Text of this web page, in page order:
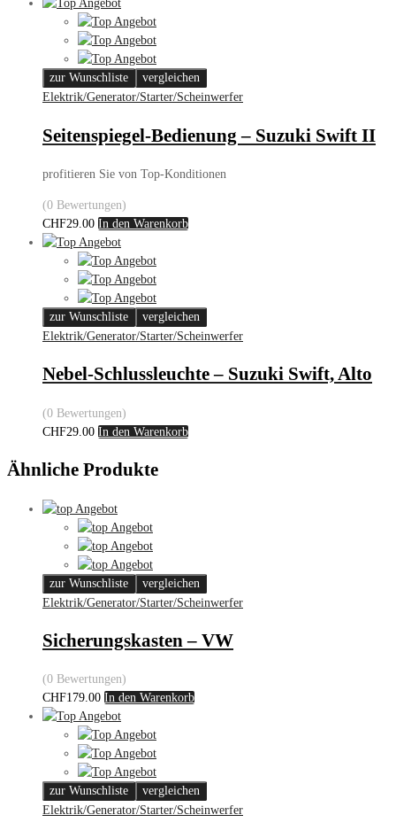
zur Wunschliste
vergleichen
Elektrik/Generator/Starter/Scheinwerfer
Seitenspiegel-Bedienung – Suzuki Swift II
profitieren Sie von Top-Konditionen
(0 Bewertungen)
CHF29.00 In den Warenkorb
zur Wunschliste
vergleichen
Elektrik/Generator/Starter/Scheinwerfer
Nebel-Schlussleuchte – Suzuki Swift, Alto
(0 Bewertungen)
CHF29.00 In den Warenkorb
Ähnliche Produkte
zur Wunschliste
vergleichen
Elektrik/Generator/Starter/Scheinwerfer
Sicherungskasten – VW
(0 Bewertungen)
CHF179.00 In den Warenkorb
zur Wunschliste
vergleichen
Elektrik/Generator/Starter/Scheinwerfer